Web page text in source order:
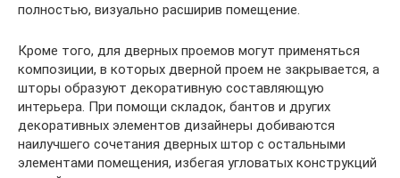
полностью, визуально расширив помещение.
Кроме того, для дверных проемов могут применяться
композиции, в которых дверной проем не закрывается, а
шторы образуют декоративную составляющую
интерьера. При помощи складок, бантов и других
декоративных элементов дизайнеры добиваются
наилучшего сочетания дверных штор с остальными
элементами помещения, избегая угловатых конструкций